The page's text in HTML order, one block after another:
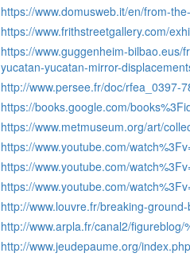
https://www.domusweb.it/en/from-
https://www.frithstreetgallery.com/
https://www.guggenheim-
yucatan-yucatan-mirror-
http://www.persee.fr/doc/rfea_0397-
https://books.google.com/
https://www.metmuseum.org/art/
https://www.youtube.com/
https://www.youtube.com/
https://www.youtube.com/
http://www.louvre.fr/breaking-
http://www.arpla.fr/canal2/figureblog/
http://www.jeudepaume.org/